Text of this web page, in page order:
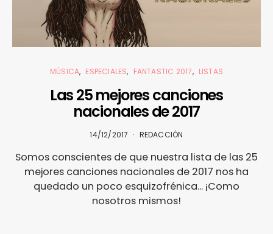
MÚSICA ESPECIALES FANTASTIC 2017 LISTAS
Las 25 mejores canciones
nacionales de 2017
14/12/2017 REDACCIÓN
Somos conscientes de que nuestra lista de las 25
mejores canciones nacionales de 2017 nos ha
quedado un poco esquizofrénica... ¡Como
nosotros mismos!